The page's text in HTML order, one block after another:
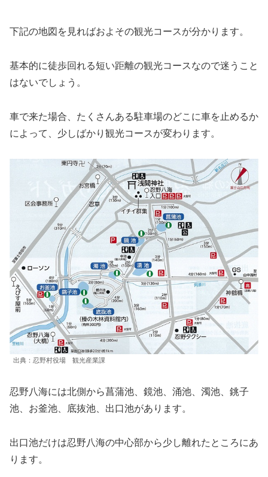
下記の地図を見ればおよその観光コースが分かります。
基本的に徒歩回れる短い距離の観光コースなので迷うこと
はないでしょう。
車で来た場合、たくさんある駐車場のどこに車を止めるか
によって、少しばかり観光コースが変わります。
出典：忍野村役場 観光産業課
忍野八海には北側から菖蒲池、鏡池、涌池、濁池、銚子
池、お釜池、底抜池、出口池があります。
出口池だけは忍野八海の中心部から少し離れたところにあ
ります。